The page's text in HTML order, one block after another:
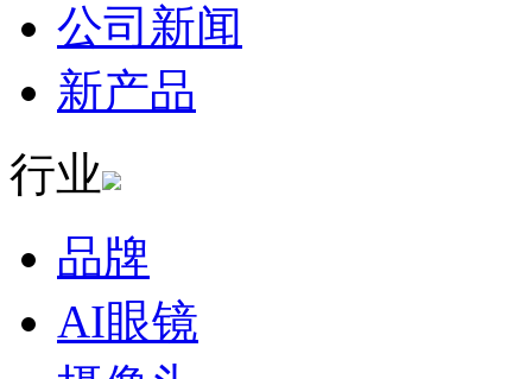
公司新闻
新产品
行业
品牌
AI眼镜